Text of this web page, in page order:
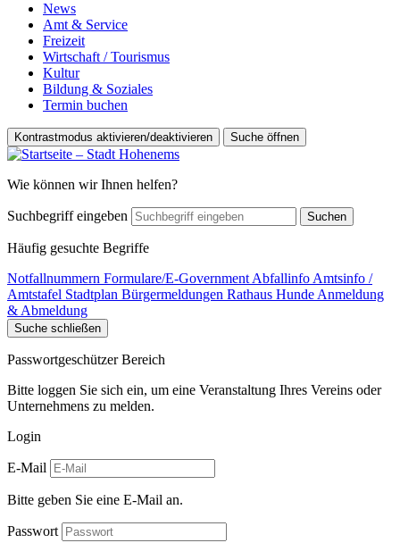
News
Amt & Service
Freizeit
Wirtschaft / Tourismus
Kultur
Bildung & Soziales
Termin buchen
Kontrastmodus aktivieren/deaktivieren Suche öffnen
Wie können wir Ihnen helfen?
Suchbegriff eingeben Suchen
Häufig gesuchte Begriffe
Notfallnummern Formulare/E-Government Abfallinfo Amtsinfo /
Amtstafel Stadtplan Bürgermeldungen Rathaus Hunde Anmeldung
& Abmeldung
Suche schließen
Passwortgeschützer Bereich
Bitte loggen Sie sich ein, um eine Veranstaltung Ihres Vereins oder
Unternehmens zu melden.
Login
E-Mail
Bitte geben Sie eine E-Mail an.
Passwort